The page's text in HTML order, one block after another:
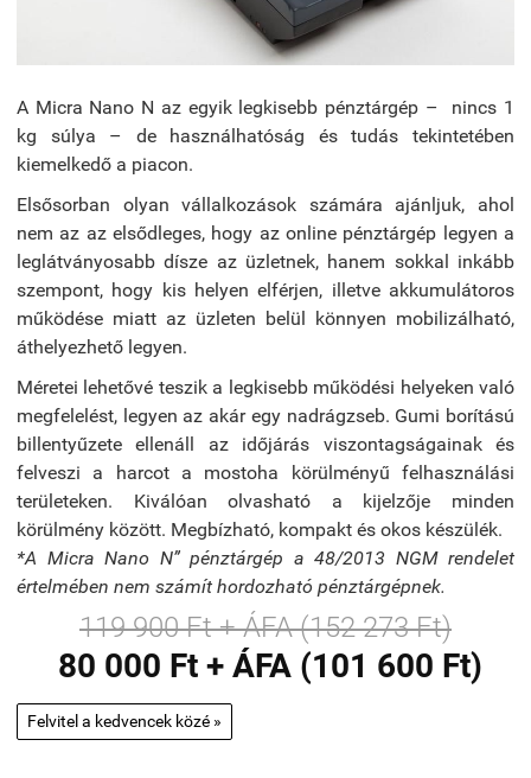
A Micra Nano N az egyik legkisebb pénztárgép – nincs 1
kg súlya – de használhatóság és tudás tekintetében
kiemelkedő a piacon.
Elsősorban olyan vállalkozások számára ajánljuk, ahol
nem az az elsődleges, hogy az online pénztárgép legyen a
leglátványosabb dísze az üzletnek, hanem sokkal inkább
szempont, hogy kis helyen elférjen, illetve akkumulátoros
működése miatt az üzleten belül könnyen mobilizálható,
áthelyezhető legyen.
Méretei lehetővé teszik a legkisebb működési helyeken való
megfelelést, legyen az akár egy nadrágzseb. Gumi borítású
billentyűzete ellenáll az időjárás viszontagságainak és
felveszi a harcot a mostoha körülményű felhasználási
területeken. Kiválóan olvasható a kijelzője minden
körülmény között. Megbízható, kompakt és okos készülék.
*A Micra Nano N” pénztárgép a 48/2013 NGM rendelet
értelmében nem számít hordozható pénztárgépnek.
119 900 Ft + ÁFA (152 273 Ft)
80 000 Ft + ÁFA (101 600 Ft)
Felvitel a kedvencek közé »